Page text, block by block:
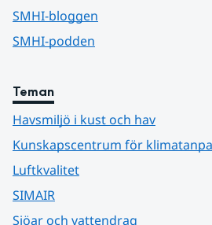
SMHI-bloggen
SMHI-podden
Teman
Havsmiljö i kust och hav
Kunskapscentrum för
Luftkvalitet
SIMAIR
Sjöar och vattendrag